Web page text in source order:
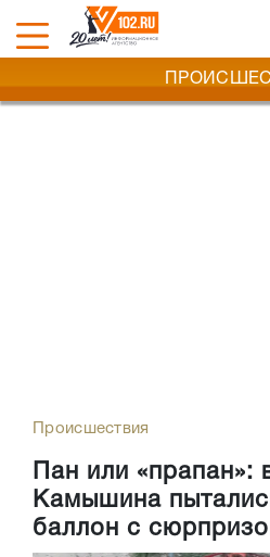
Происшествия
Пан или «прапан»:
Камышина
баллон с